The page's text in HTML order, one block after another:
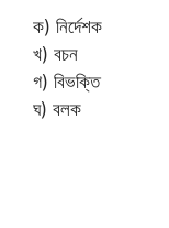
ক) নির্দেশক
খ) বচন
গ) বিভক্তি
ঘ) বলক